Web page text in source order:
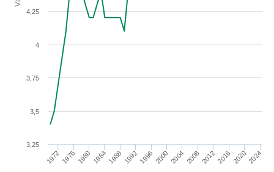
1980 1992 2004 2016
19721976 19841988 1996 2000 2008 2012 20202024
3,25
3,5
3,75
4
4,25